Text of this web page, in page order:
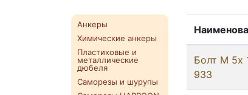
Анкеры
Химические анкеры
Пластиковые и
металлические
дюбеля
Саморезы и шурупы
Болт М 5х
933